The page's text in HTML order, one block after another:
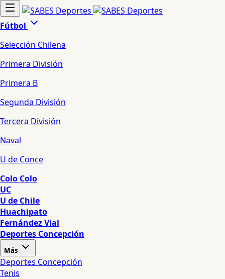
Fútbol
Selección Chilena
Primera División
Primera B
Segunda División
Tercera División
Naval
U de Conce
Colo Colo
UC
U de Chile
Huachipato
Fernández Vial
Deportes Concepción
Más
Deportes Concepción
Tenis